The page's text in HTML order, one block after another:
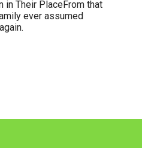
in Their PlaceFrom that
ever assumed